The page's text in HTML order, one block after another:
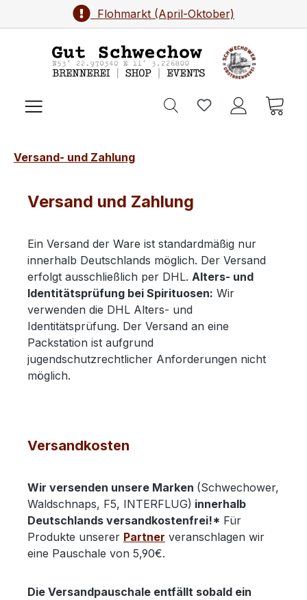
Zum Hauptinhalt springenFlohmarkt (April-Oktober)
Brennereifest (September)
Versand- und Zahlung
Versand und Zahlung
Ein Versand der Ware ist standardmäßig nur
innerhalb Deutschlands möglich. Der Versand
erfolgt ausschließlich per DHL. Alters- und
Identitätsprüfung bei Spirituosen: Wir
verwenden die DHL Alters- und
Identitätsprüfung. Der Versand an eine
Packstation ist aufgrund
jugendschutzrechtlicher Anforderungen nicht
möglich.
Versandkosten
Wir versenden unsere Marken (Schwechower,
Waldschnaps, F5, INTERFLUG) innerhalb
Deutschlands versandkostenfrei!* Für
Produkte unserer Partner veranschlagen wir
eine Pauschale von 5,90€.
Die Versandpauschale entfällt sobald ein